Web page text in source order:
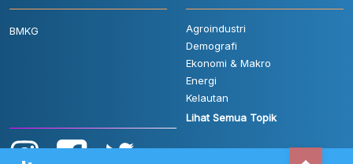
BMKG
Agroindustri
Demografi
Ekonomi & Makro
Energi
Kelautan
Lihat Semua Topik